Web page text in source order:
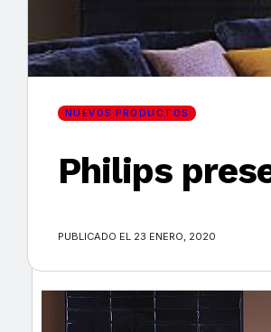
Encuentra tu
NUEVOS PRODUCTOS
Philips
PUBLICADO EL 23 ENERO, 2020